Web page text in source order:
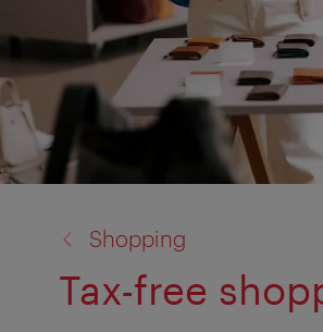
Shopping
Tax-free